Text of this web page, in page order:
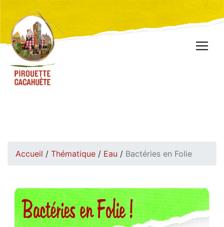
Accueil / Thématique / Eau / Bactéries en Folie